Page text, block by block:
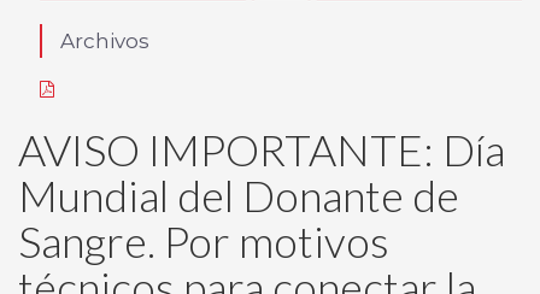
Archivos
AVISO IMPORTANTE: Día
Mundial del Donante de
Sangre. Por motivos